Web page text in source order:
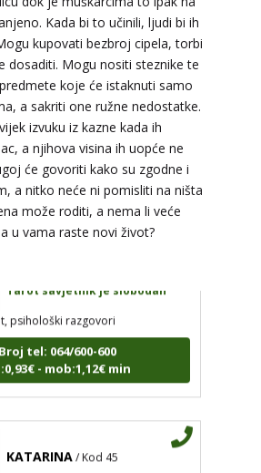
Kada bi to učinili, ljudi bi ih
kupovati bezbroj cipela, torbi
dosaditi. Mogu nositi steznike te
koje će istaknuti samo
a sakriti one ružne nedostatke.
izvuku iz kazne kada ih
a njihova visina ih uopće ne
će govoriti kako su zgodne i
a nitko neće ni pomisliti na ništa
može roditi, a nema li veće
u vama raste novi život?
EMA
Tarot savjetnik je zauzet
tarot, lenormand karte,
numerologija
tel: 064/600-600
- mob:1,12€ min
VESNA BURCSA
psihološki razgovori
tel: 064/600-600
- mob:1,12€ min
Tarot savjetnik je slobodan